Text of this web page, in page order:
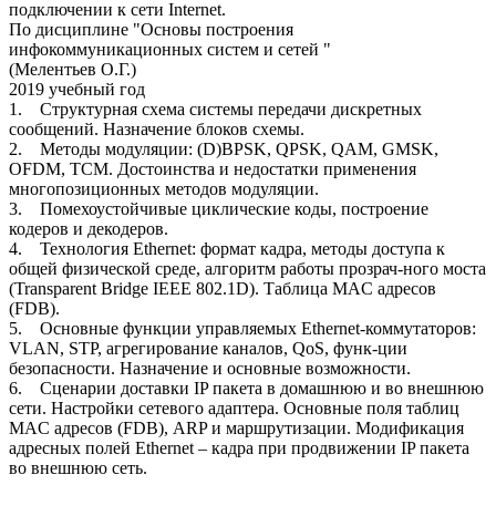
подключении к сети Internet.
По дисциплине "Основы построения
инфокоммуникационных систем и сетей "
(Мелентьев О.Г.)
2019 учебный год
1. Структурная схема системы передачи дискретных
сообщений. Назначение блоков схемы.
2. Методы модуляции: (D)BPSK, QPSK, QAM, GMSK,
OFDM, TCM. Достоинства и недостатки применения
многопозиционных методов модуляции.
3. Помехоустойчивые циклические коды, построение
кодеров и декодеров.
4. Технология Ethernet: формат кадра, методы доступа к
общей физической среде, алгоритм работы прозрач-ного моста
(Transparent Bridge IEEE 802.1D). Таблица MAC адресов
(FDB).
5. Основные функции управляемых Ethernet-коммутаторов:
VLAN, STP, агрегирование каналов, QoS, функ-ции
безопасности. Назначение и основные возможности.
6. Сценарии доставки IP пакета в домашнюю и во внешнюю
сети. Настройки сетевого адаптера. Основные поля таблиц
MAC адресов (FDB), ARP и маршрутизации. Модификация
адресных полей Ethernet – кадра при продвижении IP пакета
во внешнюю сеть.